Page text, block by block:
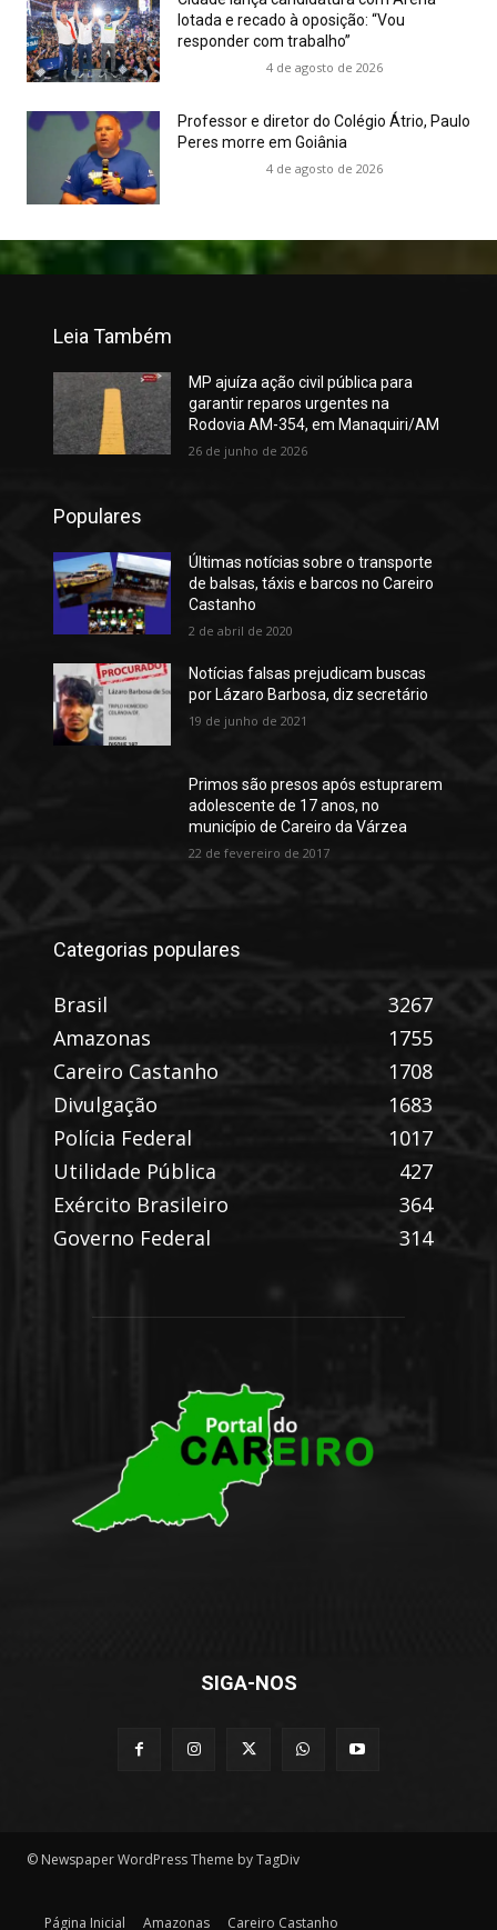
lotada e recado à oposição: “Vou
responder com trabalho”
4 de agosto de 2026
Professor e diretor do Colégio Átrio, Paulo
Peres morre em Goiânia
4 de agosto de 2026
Leia Também
MP ajuíza ação civil pública para
garantir reparos urgentes na
Rodovia AM-354, em Manaquiri/AM
26 de junho de 2026
Populares
Últimas notícias sobre o transporte
de balsas, táxis e barcos no Careiro
Castanho
2 de abril de 2020
Notícias falsas prejudicam buscas
por Lázaro Barbosa, diz secretário
19 de junho de 2021
Primos são presos após estuprarem
adolescente de 17 anos, no
município de Careiro da Várzea
22 de fevereiro de 2017
Categorias populares
Brasil
3267
Amazonas
1755
Careiro Castanho
1708
Divulgação
1683
Polícia Federal
1017
Utilidade Pública
427
Exército Brasileiro
364
Governo Federal
314
SIGA-NOS
© Newspaper WordPress Theme by TagDiv
Página Inicial Amazonas Careiro Castanho